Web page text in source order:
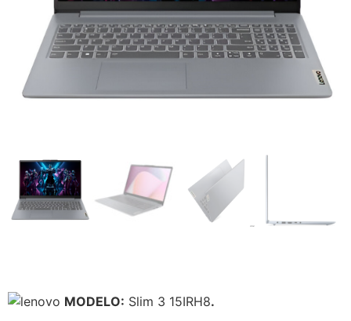
MODELO: Slim 3 15IRH8.